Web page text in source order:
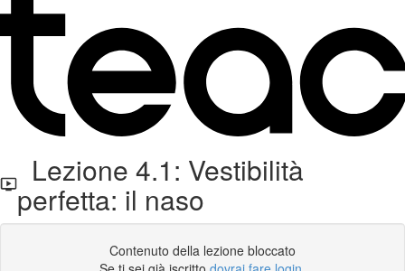
Lezione 4.1: Vestibilità
perfetta: il naso
Contenuto della lezione bloccato